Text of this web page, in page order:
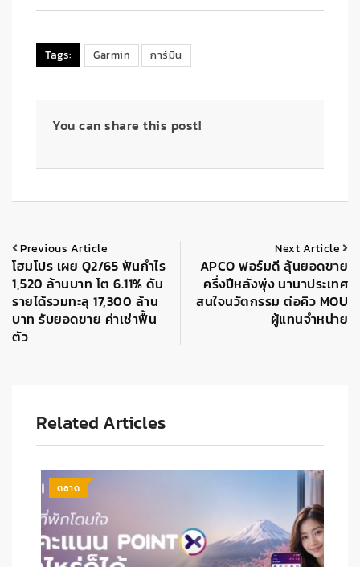
Tags: Garmin การ์มิน
You can share this post!
Previous Article
โฮมโปร เผย Q2/65 ฟันกำไร
1,520 ล้านบาท โต 6.11% ดัน
รายได้รวมทะลุ 17,300 ล้าน
บาท รับยอดขาย ค่าเช่าฟื้น
ตัว
Next Article
APCO ฟอร์มดี ลุ้นยอดขาย
ครึ่งปีหลังพุ่ง นานาประเทศ
สนใจนวัตกรรม ต่อคิว MOU
ผู้แทนจำหน่าย
Related Articles
ตลาด